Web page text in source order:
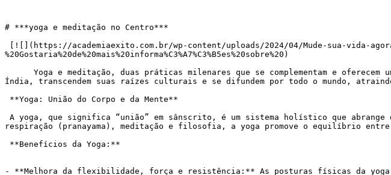
# ***yoga e meditação no Centro***
%20Gostaria%20de%20mais%20informa%C3%A7%C3%B5es%20sobre%20)
Índia, transcendem suas raízes culturais e se difundem por todo o mundo,
respiração (pranayama), meditação e filosofia, a yoga promove o equilíbrio
- **Melhora da flexibilidade, força e resistência:** As posturas físicas da yoga